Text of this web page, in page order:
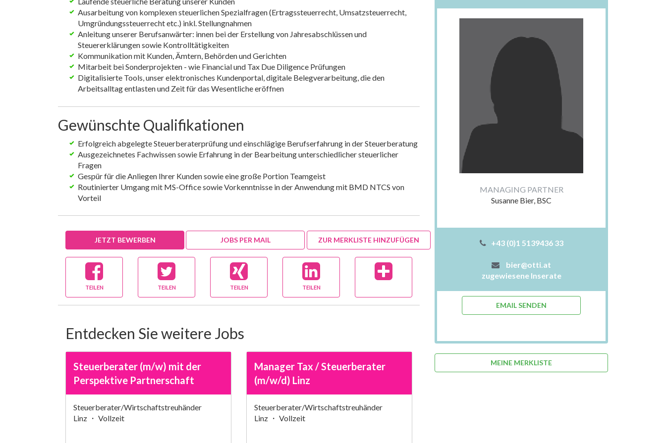
Ausarbeitung von komplexen steuerlichen Spezialfragen (Ertragssteuerrecht, Umsatzsteuerrecht,
Umgründungssteuerrecht etc.) inkl. Stellungnahmen
Anleitung unserer Berufsanwärter: innen bei der Erstellung von Jahresabschlüssen und
Steuererklärungen sowie Kontrolltätigkeiten
Kommunikation mit Kunden, Ämtern, Behörden und Gerichten
Mitarbeit bei Sonderprojekten - wie Financial und Tax Due Diligence Prüfungen
Digitalisierte Tools, unser elektronisches Kundenportal, digitale Belegverarbeitung, die den
Arbeitsalltag entlasten und Zeit für das Wesentliche eröffnen
Gewünschte Qualifikationen
Erfolgreich abgelegte Steuerberaterprüfung und einschlägige Berufserfahrung in der Steuerberatung
Ausgezeichnetes Fachwissen sowie Erfahrung in der Bearbeitung unterschiedlicher steuerlicher
Fragen
Gespür für die Anliegen Ihrer Kunden sowie eine große Portion Teamgeist
Routinierter Umgang mit MS-Office sowie Vorkenntnisse in der Anwendung mit BMD NTCS von
Vorteil
JETZT BEWERBEN JOBS PER MAIL ZUR MERKLISTE HINZUFÜGEN
TEILEN TEILEN TEILEN TEILEN
Entdecken Sie weitere Jobs
Steuerberater (m/w) mit der
Perspektive Partnerschaft
Steuerberater/Wirtschaftstreuhänder
Linz ・ Vollzeit
Manager Tax / Steuerberater
(m/w/d) Linz
Steuerberater/Wirtschaftstreuhänder
Linz ・ Vollzeit
MANAGING PARTNER
Susanne Bier, BSC
+43 (0)1 5139436 33
bier@otti.at
zugewiesene Inserate
EMAIL SENDEN
MEINE MERKLISTE